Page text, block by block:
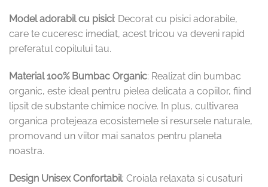
Model adorabil cu pisici: Decorat cu pisici adorabile,
care te cuceresc imediat, acest tricou va deveni rapid
preferatul copilului tau.
Material 100% Bumbac Organic: Realizat din bumbac
organic, este ideal pentru pielea delicata a copiilor, fiind
lipsit de substante chimice nocive. In plus, cultivarea
organica protejeaza ecosistemele si resursele naturale,
promovand un viitor mai sanatos pentru planeta
noastra.
Design Unisex Confortabil: Croiala relaxata si cusaturi